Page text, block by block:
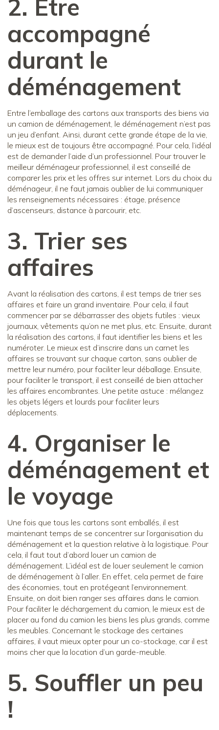
2. Être
accompagné
durant le
déménagement
Entre l’emballage des cartons aux transports des biens via
un camion de déménagement, le déménagement n’est pas
un jeu d’enfant. Ainsi, durant cette grande étape de la vie,
le mieux est de toujours être accompagné. Pour cela, l’idéal
est de demander l’aide d’un professionnel. Pour trouver le
meilleur déménageur professionnel, il est conseillé de
comparer les prix et les offres sur internet. Lors du choix du
déménageur, il ne faut jamais oublier de lui communiquer
les renseignements nécessaires : étage, présence
d’ascenseurs, distance à parcourir, etc.
3. Trier ses
affaires
Avant la réalisation des cartons, il est temps de trier ses
affaires et faire un grand inventaire. Pour cela, il faut
commencer par se débarrasser des objets futiles : vieux
journaux, vêtements qu’on ne met plus, etc. Ensuite, durant
la réalisation des cartons, il faut identifier les biens et les
numéroter. Le mieux est d’inscrire dans un carnet les
affaires se trouvant sur chaque carton, sans oublier de
mettre leur numéro, pour faciliter leur déballage. Ensuite,
pour faciliter le transport, il est conseillé de bien attacher
les affaires encombrantes. Une petite astuce : mélangez
les objets légers et lourds pour faciliter leurs
déplacements.
4. Organiser le
déménagement et
le voyage
Une fois que tous les cartons sont emballés, il est
maintenant temps de se concentrer sur l’organisation du
déménagement et la question relative à la logistique. Pour
cela, il faut tout d’abord louer un camion de
déménagement. L’idéal est de louer seulement le camion
de déménagement à l’aller. En effet, cela permet de faire
des économies, tout en protégeant l’environnement.
Ensuite, on doit bien ranger ses affaires dans le camion.
Pour faciliter le déchargement du camion, le mieux est de
placer au fond du camion les biens les plus grands, comme
les meubles. Concernant le stockage des certaines
affaires, il vaut mieux opter pour un co-stockage, car il est
moins cher que la location d’un garde-meuble.
5. Souffler un peu
!